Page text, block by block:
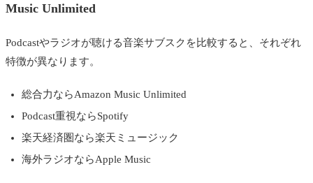
Music Unlimited
Podcastやラジオが聴ける音楽サブスクを比較すると、それぞれ
特徴が異なります。
総合力ならAmazon Music Unlimited
Podcast重視ならSpotify
楽天経済圏なら楽天ミュージック
海外ラジオならApple Music